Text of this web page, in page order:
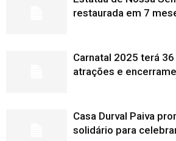
restaurada em 7
Carnatal 2025 terá
atrações e
Casa Durval Paiva
solidário para